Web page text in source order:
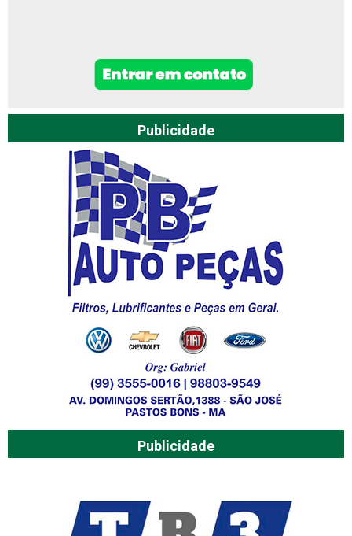
Publicidade
Publicidade